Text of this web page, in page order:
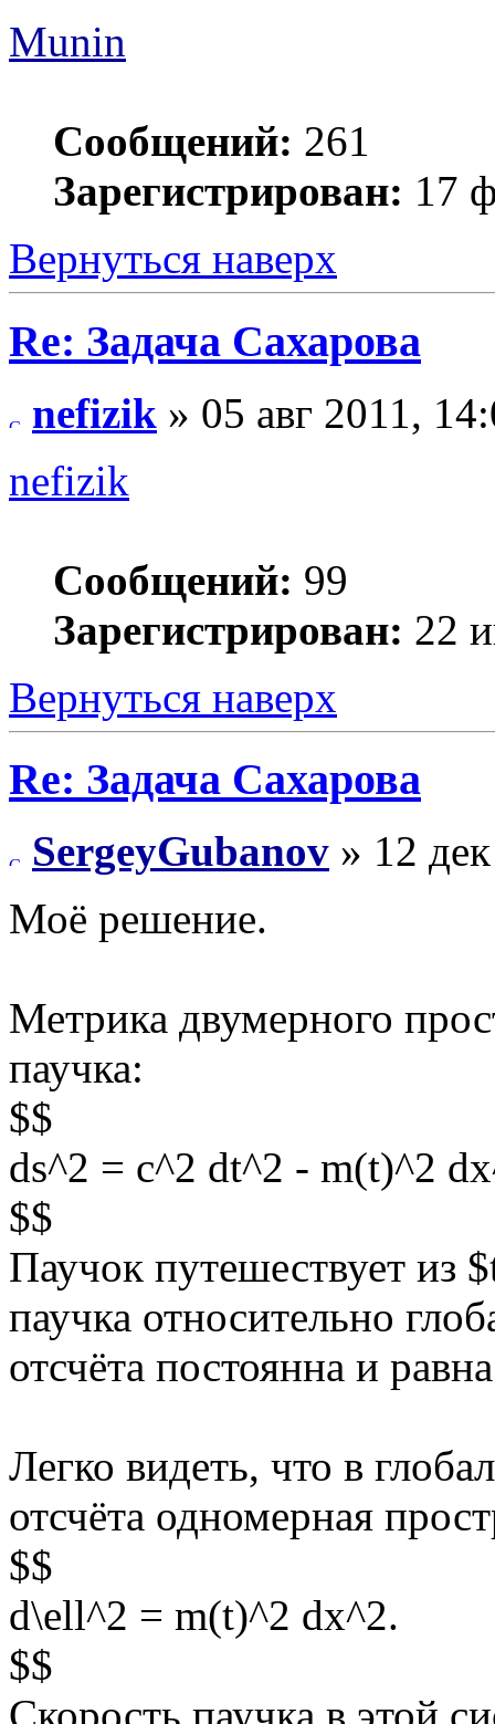
Munin
Сообщений: 261
Зарегистрирован: 17
Вернуться наверх
Re: Задача Сахарова
nefizik » 05 авг 2011,
nefizik
Сообщений: 99
Зарегистрирован: 22
Вернуться наверх
Re: Задача Сахарова
SergeyGubanov » 12
Моё решение.
Метрика двумерного
паучка:
$$
ds^2 = c^2 dt^2 - m(t)^2
$$
Паучок путешествует из
паучка относительно
отсчёта постоянна и
Легко видеть, что в
отсчёта одномерная
$$
d\ell^2 = m(t)^2 dx^2.
$$